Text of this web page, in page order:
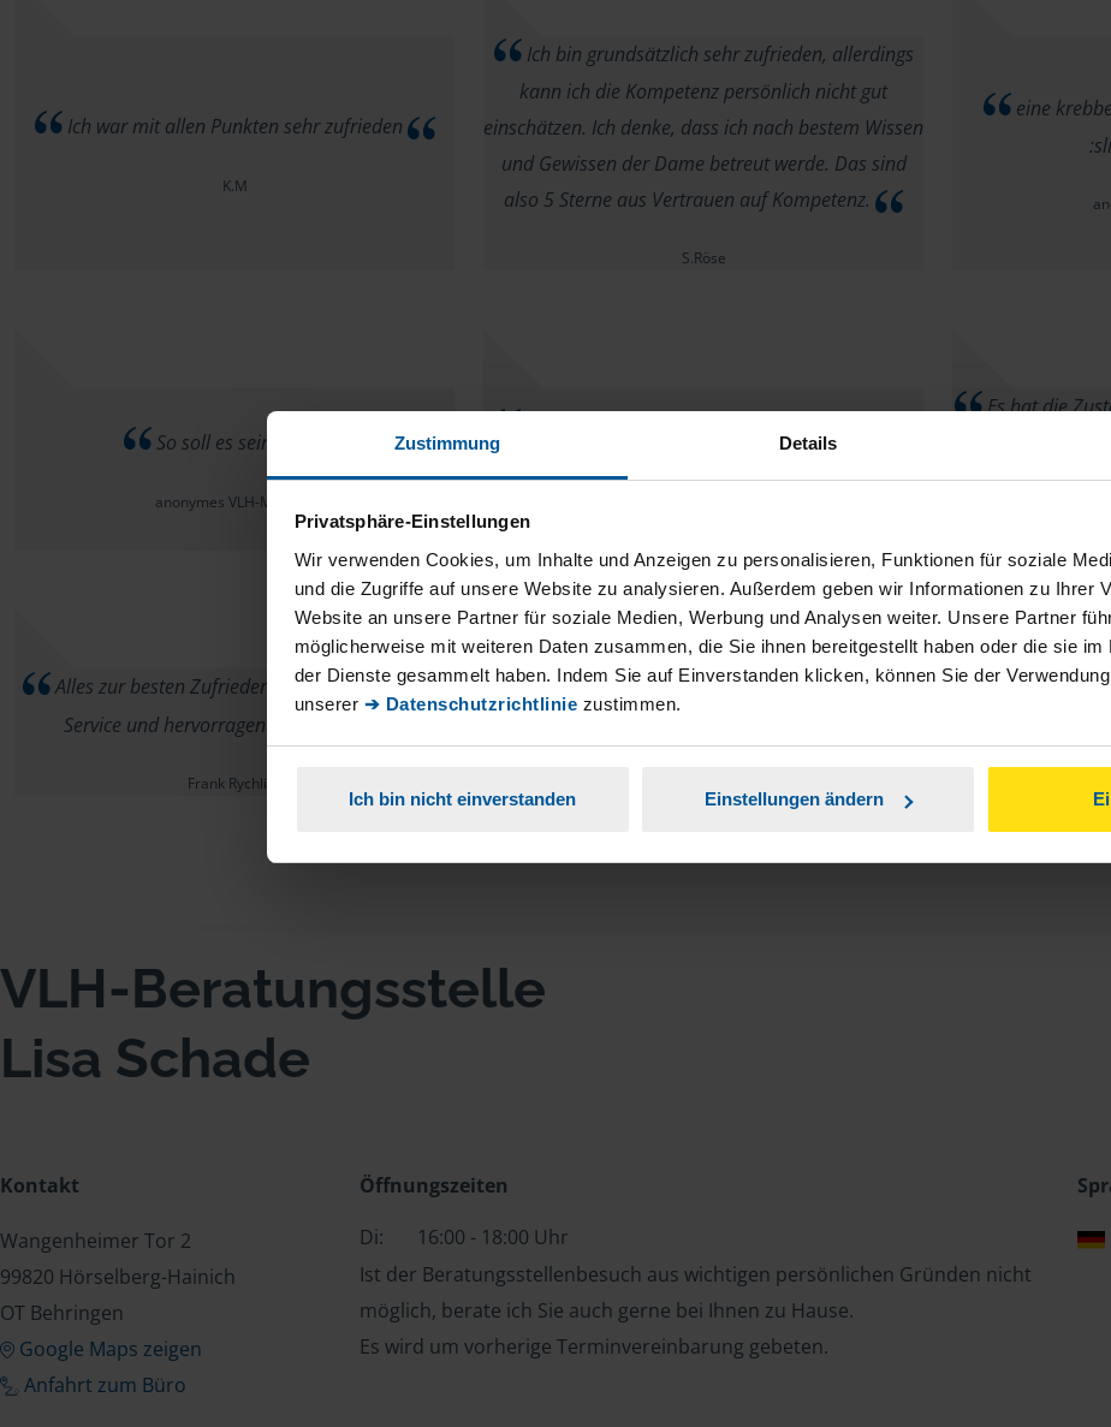
Zustimmung Details
Privatsphäre-Einstellungen
Wir verwenden Cookies, um Inhalte und Anzeigen zu personalisieren, Funktionen für soziale
und die Zugriffe auf unsere Website zu analysieren. Außerdem geben wir Informationen zu Ihrer
Website an unsere Partner für soziale Medien, Werbung und Analysen weiter. Unsere Partner
möglicherweise mit weiteren Daten zusammen, die Sie ihnen bereitgestellt haben oder die sie
der Dienste gesammelt haben. Indem Sie auf Einverstanden klicken, können Sie der
unserer ➔ Datenschutzrichtlinie zustimmen.
Ich bin nicht einverstanden Einstellungen ändern
Ich war mit allen Punkten sehr zufrieden
K.M
Ich bin grundsätzlich sehr zufrieden, allerdings
kann ich die Kompetenz persönlich nicht gut
einschätzen. Ich denke, dass ich nach bestem Wissen
und Gewissen der Dame betreut werde. Das sind
also 5 Sterne aus Vertrauen auf Kompetenz.
S.Röse
eine
So soll es sein .:+1:
anonymes VLH-Mitglied
Es hat die
ich habe bei der
Alles zur besten Zufriedenheit, ausgezeichneter
Service und hervorragende Beratung.
Frank Rychlick
weiter so, wie bisher
VLH-Beratungsstelle
Lisa Schade
Kontakt
Wangenheimer Tor 2
99820 Hörselberg-Hainich
OT Behringen
Google Maps zeigen
Anfahrt zum Büro
Öffnungszeiten
Di:
16:00 - 18:00 Uhr
Ist der Beratungsstellenbesuch aus wichtigen persönlichen Gründen nicht
möglich, berate ich Sie auch gerne bei Ihnen zu Hause.
Es wird um vorherige Terminvereinbarung gebeten.